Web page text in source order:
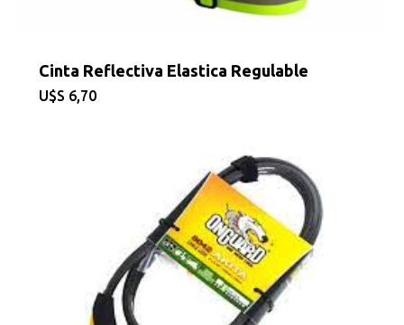
Cinta Reflectiva Elastica Regulable
$ 6,70